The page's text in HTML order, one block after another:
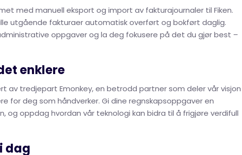
med manuell eksport og import av fakturajournaler til Fiken.
utgående fakturaer automatisk overført og bokført daglig.
oppgaver og la deg fokusere på det du gjør best –
enklere
av tredjepart Emonkey, en betrodd partner som deler vår visjon
for deg som håndverker. Gi dine regnskapsoppgaver en
og oppdag hvordan vår teknologi kan bidra til å frigjøre verdifull
dag